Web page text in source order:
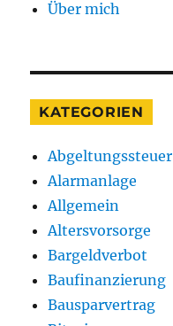
Über mich
KATEGORIEN
Abgeltungssteuer
Alarmanlage
Allgemein
Altersvorsorge
Bargeldverbot
Baufinanzierung
Bausparvertrag